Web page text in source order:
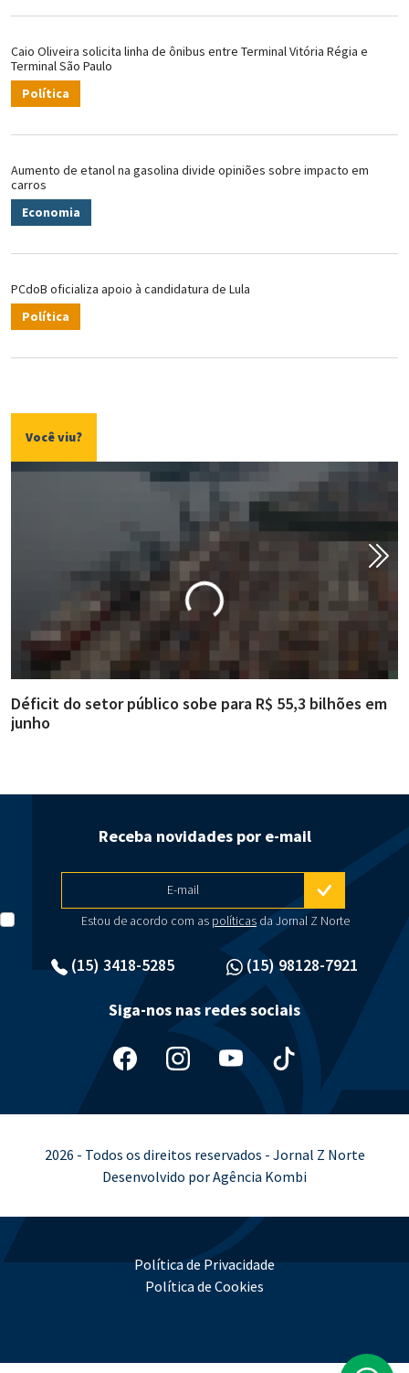
Caio Oliveira solicita linha de ônibus entre Terminal Vitória Régia e
Terminal São Paulo
Política
Aumento de etanol na gasolina divide opiniões sobre impacto em
carros
Economia
PCdoB oficializa apoio à candidatura de Lula
Política
Você viu?
Déficit do setor público sobe para R$ 55,3 bilhões em
junho
(15) 3418-5285 (15) 98128-7921
Receba novidades por e-mail
E-mail
Estou de acordo com as políticasda Jornal Z Norte
Siga-nos nas redes sociais
2026 - Todos os direitos reservados - Jornal Z Norte
Desenvolvido por Agência Kombi
Política de Privacidade
Política de Cookies